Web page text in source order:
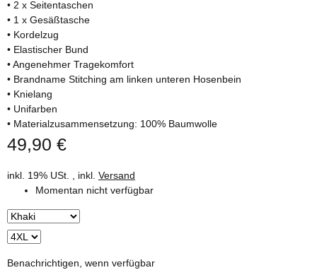
• 2 x Seitentaschen
• 1 x Gesäßtasche
• Kordelzug
• Elastischer Bund
• Angenehmer Tragekomfort
• Brandname Stitching am linken unteren Hosenbein
• Knielang
• Unifarben
• Materialzusammensetzung: 100% Baumwolle
49,90 €
inkl. 19% USt. , inkl. Versand
Momentan nicht verfügbar
Benachrichtigen, wenn verfügbar